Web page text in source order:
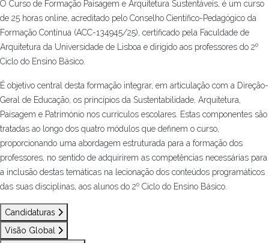
O Curso de Formação Paisagem e Arquitetura Sustentáveis, é um curso
de 25 horas online, acreditado pelo Conselho Científico-Pedagógico da
Formação Contínua (ACC-134945/25), certificado pela Faculdade de
Arquitetura da Universidade de Lisboa e dirigido aos professores do 2º
Ciclo do Ensino Básico.
É objetivo central desta formação integrar, em articulação com a Direção-
Geral de Educação, os princípios da Sustentabilidade, Arquitetura,
Paisagem e Património nos currículos escolares. Estas componentes são
tratadas ao longo dos quatro módulos que definem o curso,
proporcionando uma abordagem estruturada para a formação dos
professores, no sentido de adquirirem as competências necessárias para
a inclusão destas temáticas na lecionação dos conteúdos programáticos
das suas disciplinas, aos alunos do 2º Ciclo do Ensino Básico.
Candidaturas
Visão Global